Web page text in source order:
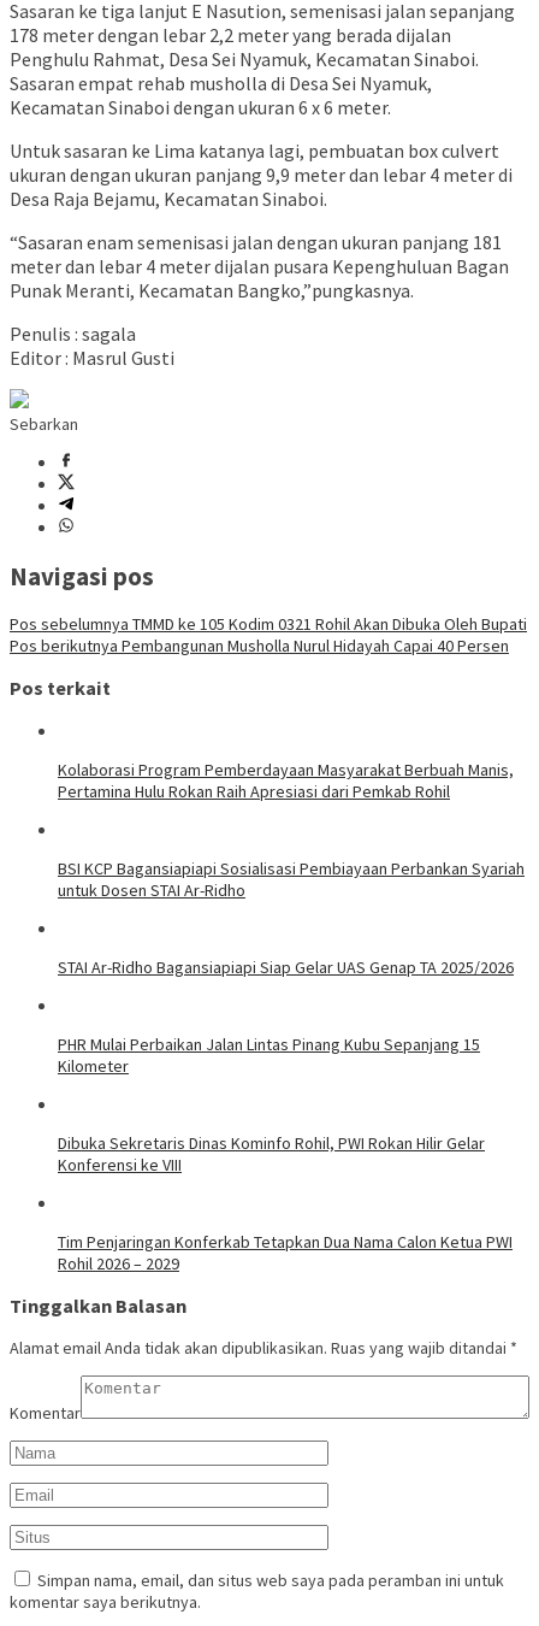
Sasaran ke tiga lanjut E Nasution, semenisasi jalan sepanjang
178 meter dengan lebar 2,2 meter yang berada dijalan
Penghulu Rahmat, Desa Sei Nyamuk, Kecamatan Sinaboi.
Sasaran empat rehab musholla di Desa Sei Nyamuk,
Kecamatan Sinaboi dengan ukuran 6 x 6 meter.
Untuk sasaran ke Lima katanya lagi, pembuatan box culvert
ukuran dengan ukuran panjang 9,9 meter dan lebar 4 meter di
Desa Raja Bejamu, Kecamatan Sinaboi.
“Sasaran enam semenisasi jalan dengan ukuran panjang 181
meter dan lebar 4 meter dijalan pusara Kepenghuluan Bagan
Punak Meranti, Kecamatan Bangko,”pungkasnya.
Penulis : sagala
Editor : Masrul Gusti
Sebarkan
Navigasi pos
Pos sebelumnya TMMD ke 105 Kodim 0321 Rohil Akan Dibuka Oleh Bupati
Pos berikutnya Pembangunan Musholla Nurul Hidayah Capai 40 Persen
Pos terkait
Kolaborasi Program Pemberdayaan Masyarakat Berbuah Manis,
Pertamina Hulu Rokan Raih Apresiasi dari Pemkab Rohil
BSI KCP Bagansiapiapi Sosialisasi Pembiayaan Perbankan Syariah
untuk Dosen STAI Ar-Ridho
STAI Ar-Ridho Bagansiapiapi Siap Gelar UAS Genap TA 2025/2026
PHR Mulai Perbaikan Jalan Lintas Pinang Kubu Sepanjang 15
Kilometer
Dibuka Sekretaris Dinas Kominfo Rohil, PWI Rokan Hilir Gelar
Konferensi ke VIII
Tim Penjaringan Konferkab Tetapkan Dua Nama Calon Ketua PWI
Rohil 2026 – 2029
Tinggalkan Balasan
Alamat email Anda tidak akan dipublikasikan. Ruas yang wajib ditandai *
Komentar
Simpan nama, email, dan situs web saya pada peramban ini untuk
komentar saya berikutnya.